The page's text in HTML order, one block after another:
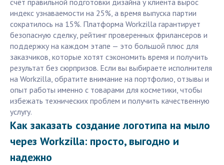
счёт правильной подготовки дизайна у клиента вырос
индекс узнаваемости на 25%, а время выпуска партии
сократилось на 15%. Платформа Workzilla гарантирует
безопасную сделку, рейтинг проверенных фрилансеров и
поддержку на каждом этапе — это большой плюс для
заказчиков, которые хотят сэкономить время и получить
результат без сюрпризов. Если вы выбираете исполнителя
на Workzilla, обратите внимание на портфолио, отзывы и
опыт работы именно с товарами для косметики, чтобы
избежать технических проблем и получить качественную
услугу.
Как заказать создание логотипа на мыло
через Workzilla: просто, выгодно и
надежно